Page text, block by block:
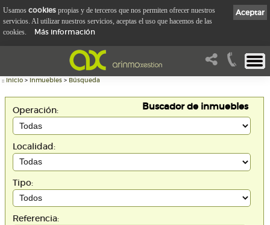
:: Inicio > Inmuebles > Búsqueda
Buscador de inmuebles
Operación:
Localidad:
Tipo:
Referencia:
Aceptar
Usamos cookies propias y de terceros que nos permiten ofrecer nuestros
servicios. Al utilizar nuestros servicios, aceptas el uso que hacemos de las
cookies.
Más información